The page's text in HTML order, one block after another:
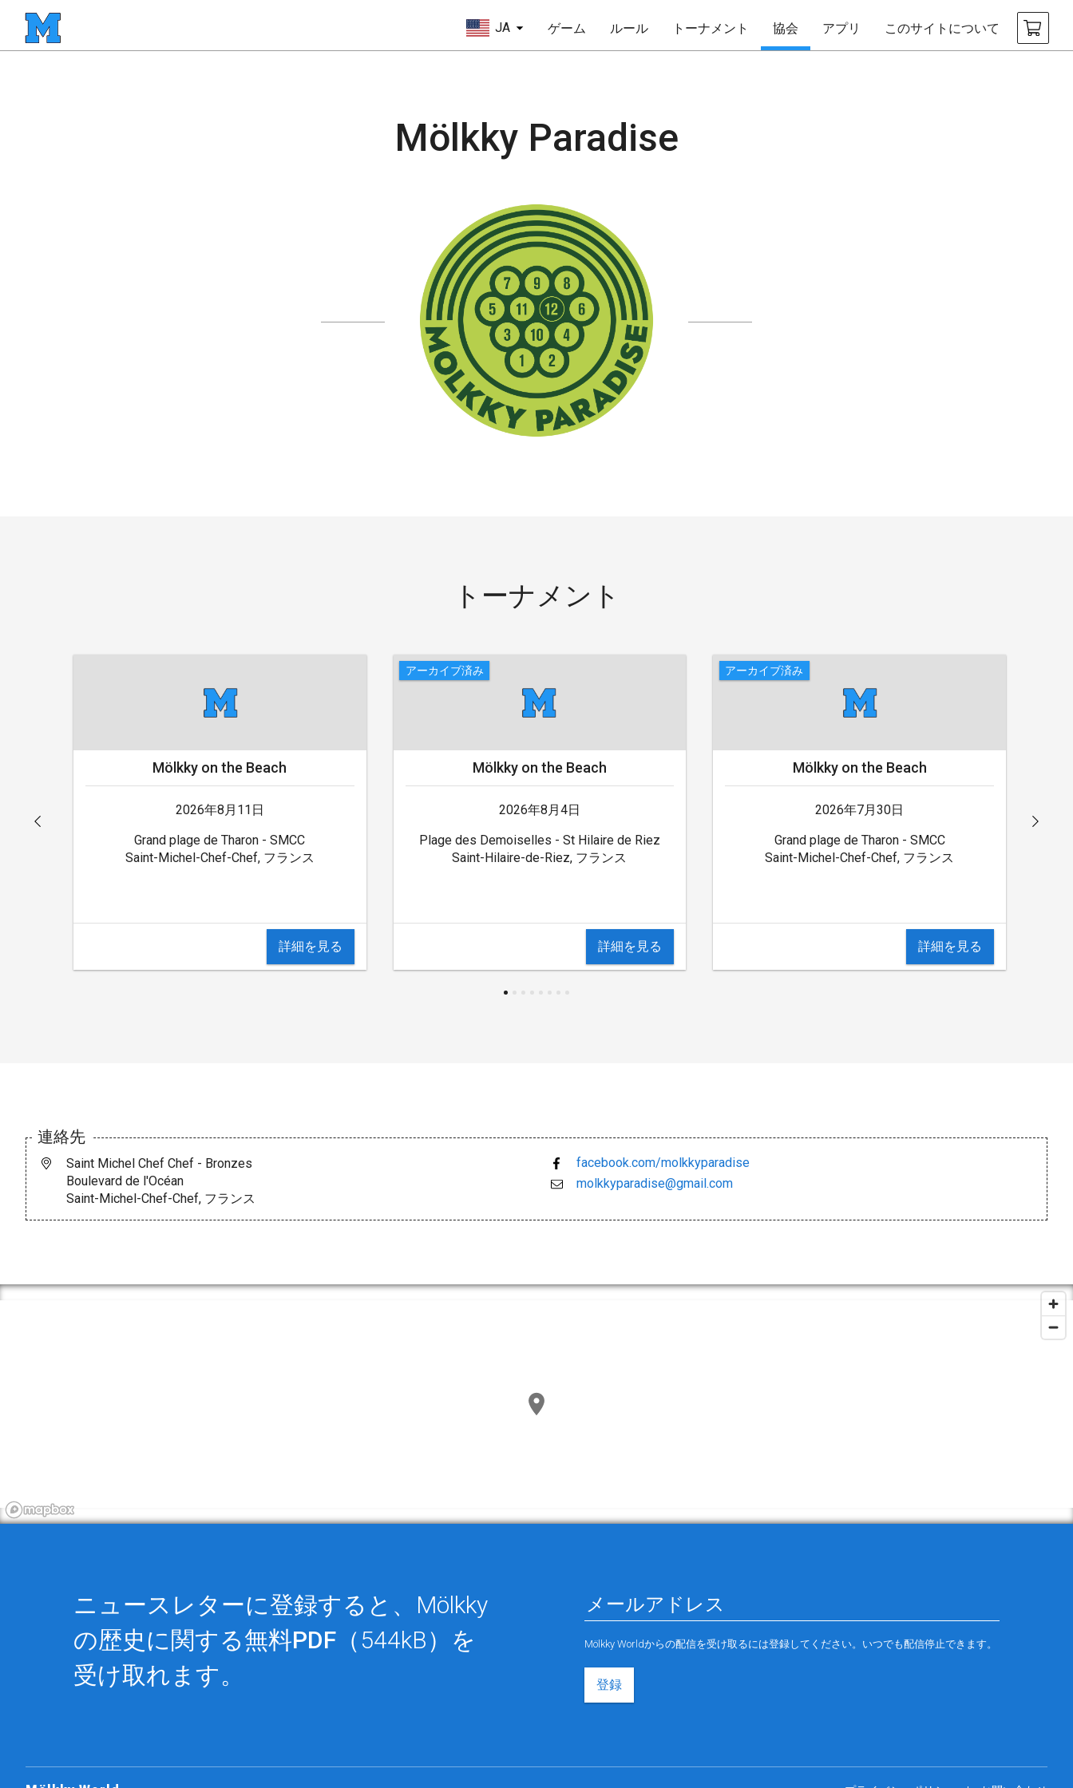
JA ゲーム ルール トーナメント 協会 アプリ このサイトについて
Mölkky Paradise
トーナメント
Mölkky on the Beach
2026年8月11日
Grand plage de Tharon - SMCC
Saint-Michel-Chef-Chef, フランス
詳細を見る
アーカイブ済み
Mölkky on the Beach
2026年8月4日
Plage des Demoiselles - St Hilaire de Riez
Saint-Hilaire-de-Riez, フランス
詳細を見る
アーカイブ済み
Mölkky on the Beach
2026年7月30日
Grand plage de Tharon - SMCC
Saint-Michel-Chef-Chef, フランス
詳細を見る
連絡先
facebook.com/molkkyparadise
molkkyparadise@gmail.com
Saint Michel Chef Chef - Bronzes
Boulevard de l'Océan
Saint-Michel-Chef-Chef, フランス
ニュースレターに登録すると、Mölkky
の歴史に関する無料PDF （544kB）を
受け取れます。
Mölkky Worldからの配信を受け取るには登録してください。いつでも配信停止できます。
登録